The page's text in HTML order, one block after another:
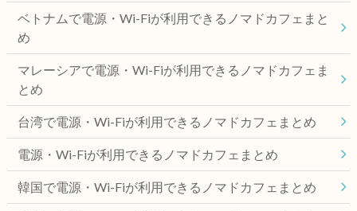
ベトナムで電源・Wi-Fiが利用できるノマドカフェまと
め
マレーシアで電源・Wi-Fiが利用できるノマドカフェま
とめ
台湾で電源・Wi-Fiが利用できるノマドカフェまとめ
電源・Wi-Fiが利用できるノマドカフェまとめ
韓国で電源・Wi-Fiが利用できるノマドカフェまとめ